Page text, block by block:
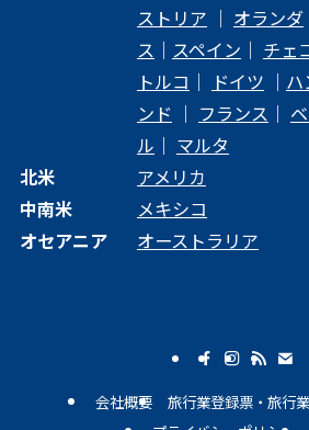
ストリア ｜ オランダ
ス ｜ スペイン ｜ チェ
トルコ ｜ ドイツ ｜ ハ
ンド ｜ フランス ｜
ル ｜ マルタ
北米
アメリカ
中南米
メキシコ
オセアニア
オーストラリア
会社概要
旅行業登録票・旅行